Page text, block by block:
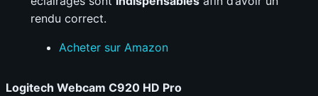
rendu correct.
Acheter sur Amazon
Logitech Webcam C920 HD Pro